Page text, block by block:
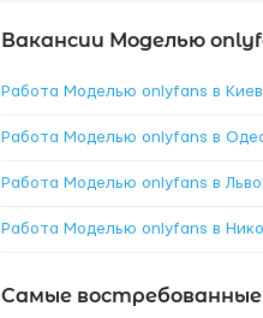
Вакансии Моделью
Работа Моделью onlyfans в Киев
Работа Моделью onlyfans в
Работа Моделью onlyfans в
Работа Моделью onlyfans в
Самые востребованные